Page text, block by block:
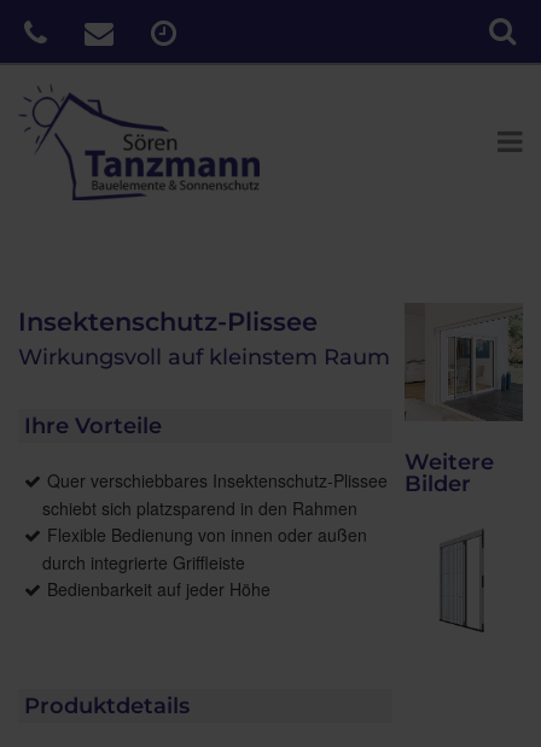
Insektenschutz-Plissee
Wirkungsvoll auf kleinstem Raum
Ihre Vorteile
Quer verschiebbares Insektenschutz-Plissee
schiebt sich platzsparend in den Rahmen
Flexible Bedienung von innen oder außen
durch integrierte Griffleiste
Bedienbarkeit auf jeder Höhe
Produktdetails
Weitere
Bilder